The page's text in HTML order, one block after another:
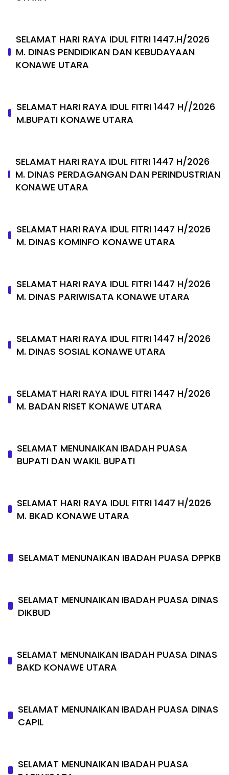
SELAMAT HARI RAYA IDUL FITRI 1447.H/2026
M. DINAS PENDIDIKAN DAN KEBUDAYAAN
KONAWE UTARA
SELAMAT HARI RAYA IDUL FITRI 1447 H//2026
M.BUPATI KONAWE UTARA
SELAMAT HARI RAYA IDUL FITRI 1447 H/2026
M. DINAS PERDAGANGAN DAN PERINDUSTRIAN
KONAWE UTARA
SELAMAT HARI RAYA IDUL FITRI 1447 H/2026
M. DINAS KOMINFO KONAWE UTARA
SELAMAT HARI RAYA IDUL FITRI 1447 H/2026
M. DINAS PARIWISATA KONAWE UTARA
SELAMAT HARI RAYA IDUL FITRI 1447 H/2026
M. DINAS SOSIAL KONAWE UTARA
SELAMAT HARI RAYA IDUL FITRI 1447 H/2026
M. BADAN RISET KONAWE UTARA
SELAMAT MENUNAIKAN IBADAH PUASA
BUPATI DAN WAKIL BUPATI
SELAMAT HARI RAYA IDUL FITRI 1447 H/2026
M. BKAD KONAWE UTARA
SELAMAT MENUNAIKAN IBADAH PUASA DPPKB
SELAMAT MENUNAIKAN IBADAH PUASA DINAS
DIKBUD
SELAMAT MENUNAIKAN IBADAH PUASA DINAS
BAKD KONAWE UTARA
SELAMAT MENUNAIKAN IBADAH PUASA DINAS
CAPIL
SELAMAT MENUNAIKAN IBADAH PUASA